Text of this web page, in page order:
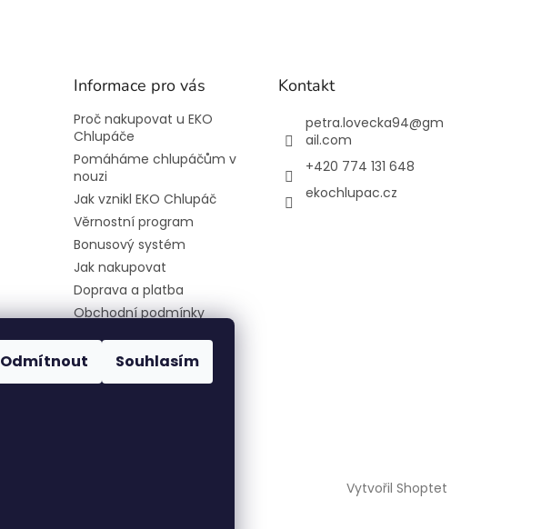
Odmítnout Souhlasím
Informace pro vás
Proč nakupovat u EKO
Chlupáče
Pomáháme chlupáčům v
nouzi
Jak vznikl EKO Chlupáč
Věrnostní program
Bonusový systém
Jak nakupovat
Doprava a platba
Obchodní podmínky
Podmínky ochrany
osobních údajů
Kontakt
petra.lovecka94@gm
ail.com
+420 774 131 648
ekochlupac.cz
Vytvořil Shoptet